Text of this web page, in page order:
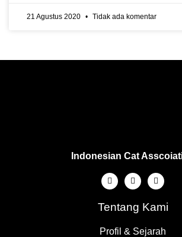
21 Agustus 2020 Tidak ada komentar
Indonesian Cat
Tentang Kami
Profil & Sejarah